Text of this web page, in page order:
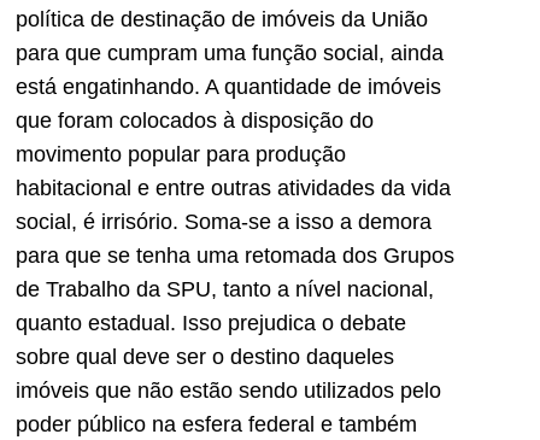
política de destinação de imóveis da União
para que cumpram uma função social, ainda
está engatinhando. A quantidade de imóveis
que foram colocados à disposição do
movimento popular para produção
habitacional e entre outras atividades da vida
social, é irrisório. Soma-se a isso a demora
para que se tenha uma retomada dos Grupos
de Trabalho da SPU, tanto a nível nacional,
quanto estadual. Isso prejudica o debate
sobre qual deve ser o destino daqueles
imóveis que não estão sendo utilizados pelo
poder público na esfera federal e também